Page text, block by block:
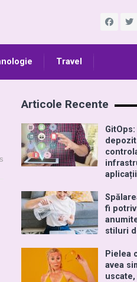
Travel
Articole Recente
aplicații
fi
stiluri
Pielea
avea